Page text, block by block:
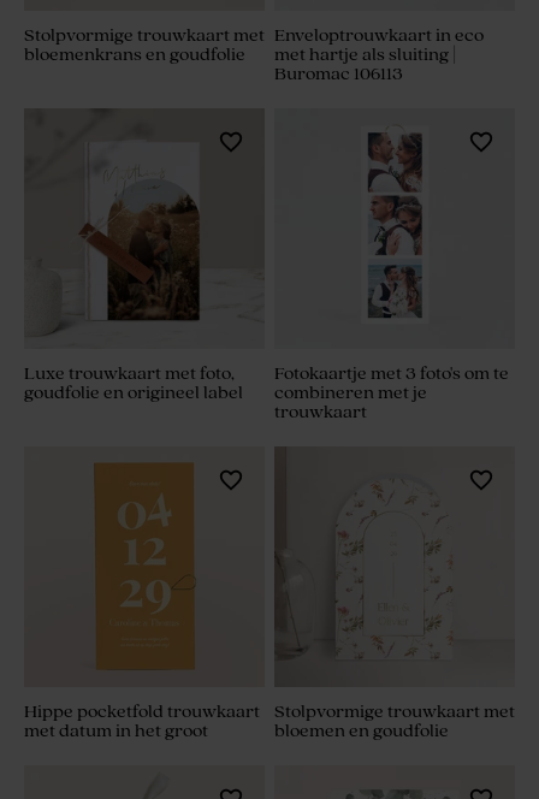
Stolpvormige trouwkaart met
bloemenkrans en goudfolie
Enveloptrouwkaart in eco
met hartje als sluiting |
Buromac 106113
Luxe trouwkaart met foto,
goudfolie en origineel label
Fotokaartje met 3 foto's om te
combineren met je
trouwkaart
Hippe pocketfold trouwkaart
met datum in het groot
Stolpvormige trouwkaart met
bloemen en goudfolie